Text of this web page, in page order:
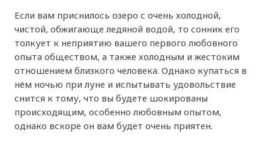
Если вам приснилось озеро с очень холодной,
чистой, обжигающе ледяной водой, то сонник его
толкует к неприятию вашего первого любовного
опыта обществом, а также холодным и жестоким
отношением близкого человека. Однако купаться в
нём ночью при луне и испытывать удовольствие
снится к тому, что вы будете шокированы
происходящим, особенно любовным опытом,
однако вскоре он вам будет очень приятен.